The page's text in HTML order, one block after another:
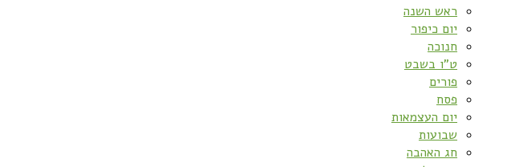
ראש השנה
יום כיפור
חנוכה
ט”ו בשבט
פורים
פסח
יום העצמאות
שבועות
חג האהבה